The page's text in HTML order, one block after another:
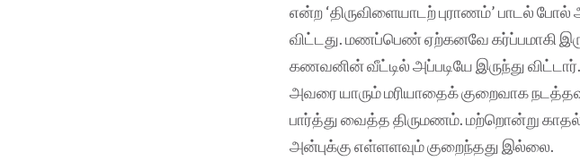
என்ற ‘திருவிளையாடற் புராணம்’ பாடல்
விட்டது. மணப்பெண் ஏற்கனவே கர்ப்பமாகி
கணவனின் வீட்டில் அப்படியே இருந்து
அவரை யாரும் மரியாதைக் குறைவாக
பார்த்து வைத்த திருமணம். மற்றொன்று
அன்புக்கு எள்ளளவும் குறைந்தது இல்லை.